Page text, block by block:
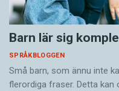
Barn lär sig
SPRÅKBLOGGEN
Små barn, som ännu inte
flerordiga fraser. Detta kan